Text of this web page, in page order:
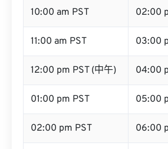
10:00 am PST 02:00
11:00 am PST 03:00
12:00 pm PST (中午) 04:00
01:00 pm PST 05:00
02:00 pm PST 06:00